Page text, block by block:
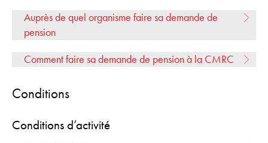
Auprès de quel organisme faire sa demande de
pension
Comment faire sa demande de pension à la CMRC
Conditions
Conditions d’activité